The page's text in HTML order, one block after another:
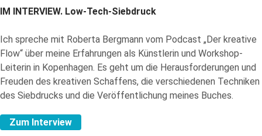
IM INTERVIEW. Low-Tech-Siebdruck
Ich spreche mit Roberta Bergmann vom Podcast „Der kreative
Flow“ über meine Erfahrungen als Künstlerin und Workshop-
Leiterin in Kopenhagen. Es geht um die Herausforderungen und
Freuden des kreativen Schaffens, die verschiedenen Techniken
des Siebdrucks und die Veröffentlichung meines Buches.
Zum Interview